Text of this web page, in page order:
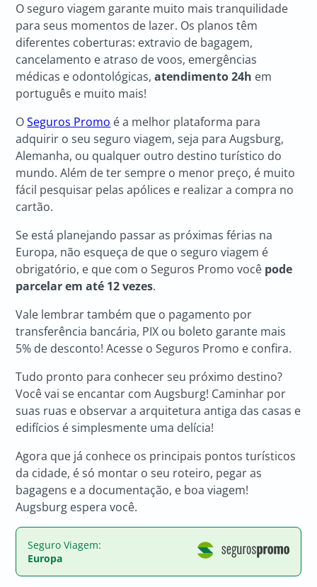
O seguro viagem garante muito mais tranquilidade
para seus momentos de lazer. Os planos têm
diferentes coberturas: extravio de bagagem,
cancelamento e atraso de voos, emergências
médicas e odontológicas, atendimento 24h em
português e muito mais!
OSeguros Promo é a melhor plataforma para
adquirir o seu seguro viagem, seja para Augsburg,
Alemanha, ou qualquer outro destino turístico do
mundo. Além de ter sempre o menor preço, é muito
fácil pesquisar pelas apólices e realizar a compra no
cartão.
Se está planejando passar as próximas férias na
Europa, não esqueça de que o seguro viagem é
obrigatório, e que com o Seguros Promo você pode
parcelar em até 12 vezes.
Vale lembrar também que o pagamento por
transferência bancária, PIX ou boleto garante mais
5% de desconto! Acesse o Seguros Promo e confira.
Tudo pronto para conhecer seu próximo destino?
Você vai se encantar com Augsburg! Caminhar por
suas ruas e observar a arquitetura antiga das casas e
edifícios é simplesmente uma delícia!
Agora que já conhece os principais pontos turísticos
da cidade, é só montar o seu roteiro, pegar as
bagagens e a documentação, e boa viagem!
Augsburg espera você.
Seguro Viagem:
Europa